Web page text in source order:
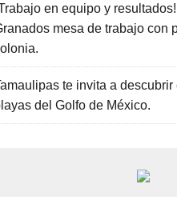
en equipo y
mesa de trabajo con
te invita a
del Golfo de México.